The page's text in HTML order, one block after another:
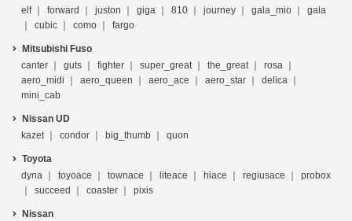
elf
forward juston giga 810 journey gala_mio
gala
cubic
como fargo
Mitsubishi Fuso
canter
guts fighter super_great the_great
rosa
aero_midi
aero_queen aero_ace aero_star
delica
mini_cab
Nissan UD
kazet
condor big_thumb quon
Toyota
dyna
toyoace townace liteace hiace regiusace
probox
succeed
coaster pixis
Nissan